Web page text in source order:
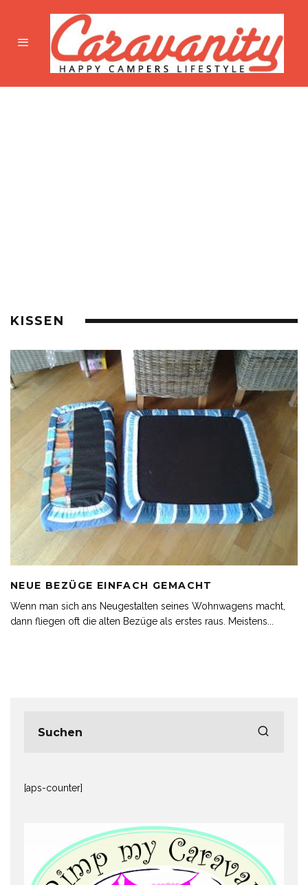
KISSEN
NEUE BEZÜGE EINFACH GEMACHT
Wenn man sich ans Neugestalten seines Wohnwagens macht,
dann fliegen oft die alten Bezüge als erstes raus. Meistens...
[aps-counter]